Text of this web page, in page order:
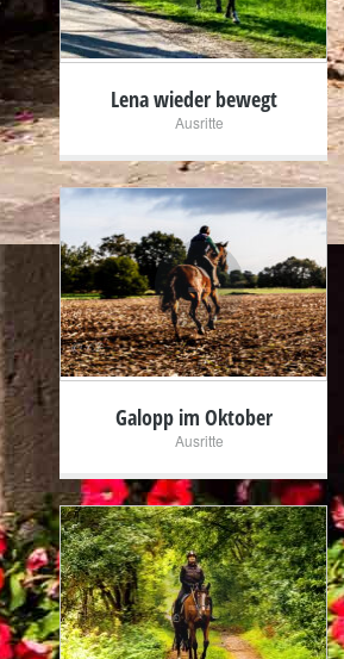
Lena wieder bewegt
Ausritte
+
Galopp im Oktober
Ausritte
+